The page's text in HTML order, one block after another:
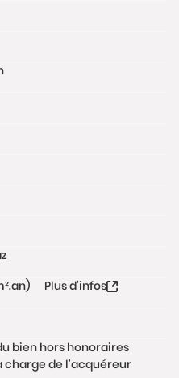
Plus d'infos
bien hors honoraires
charge de l'acquéreur